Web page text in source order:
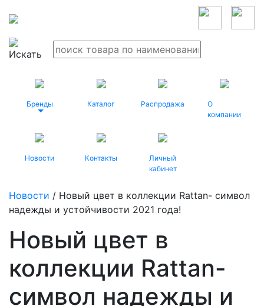
Бренды Каталог Распродажа
О
компании
Новости Контакты
Личный
кабинет
Новости / Новый цвет в коллекции Rattan- символ
надежды и устойчивости 2021 года!
Новый цвет в
коллекции Rattan-
символ надежды и